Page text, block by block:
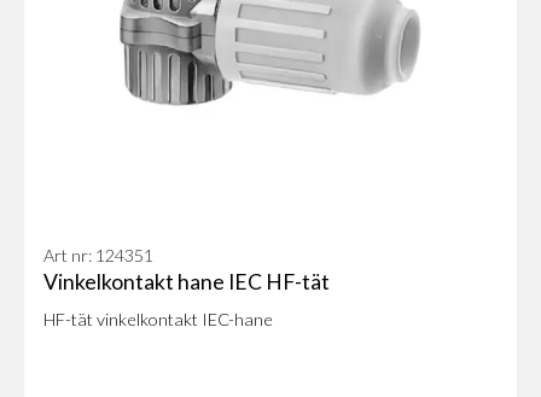
Art nr: 124351
Vinkelkontakt hane IEC HF-tät
HF-tät vinkelkontakt IEC-hane